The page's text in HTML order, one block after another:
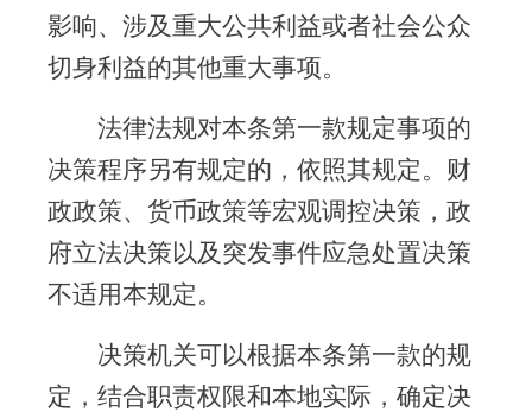
影响、涉及重大公共利益或者社会公众
切身利益的其他重大事项。
法律法规对本条第一款规定事项的
决策程序另有规定的，依照其规定。财
政政策、货币政策等宏观调控决策，政
府立法决策以及突发事件应急处置决策
不适用本规定。
决策机关可以根据本条第一款的规
定，结合职责权限和本地实际，确定决